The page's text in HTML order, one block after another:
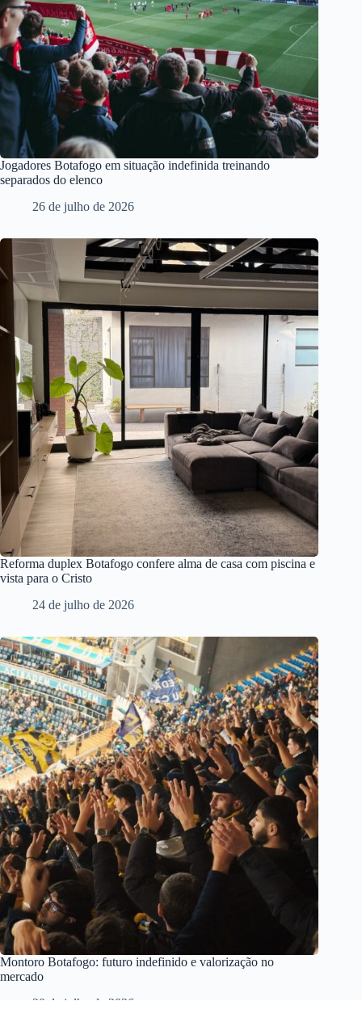
Jogadores Botafogo em situação indefinida treinando
separados do elenco
26 de julho de 2026
Reforma duplex Botafogo confere alma de casa com piscina e
vista para o Cristo
24 de julho de 2026
Montoro Botafogo: futuro indefinido e valorização no
mercado
20 de julho de 2026